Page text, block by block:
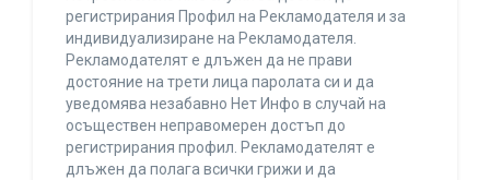
регистрирания Профил на Рекламодателя и за
индивидуализиране на Рекламодателя.
Рекламодателят е длъжен да не прави
достояние на трети лица паролата си и да
уведомява незабавно Нет Инфо в случай на
осъществен неправомерен достъп до
регистрирания профил. Рекламодателят е
длъжен да полага всички грижи и да